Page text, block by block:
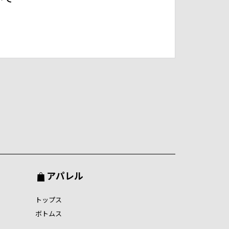
アパレル
トップス
ボトムス